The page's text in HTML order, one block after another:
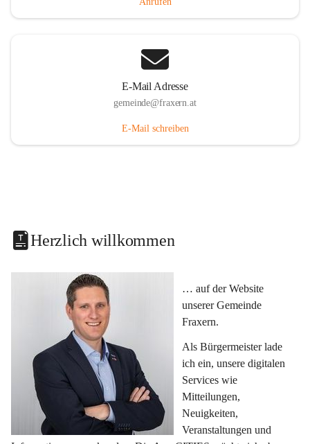
E-Mail Adresse
gemeinde@fraxern.at
E-Mail schreiben
Herzlich willkommen
… auf der Website
unserer Gemeinde
Fraxern.
Als Bürgermeister lade
ich ein, unsere digitalen
Services wie
Mitteilungen,
Neuigkeiten,
Veranstaltungen und